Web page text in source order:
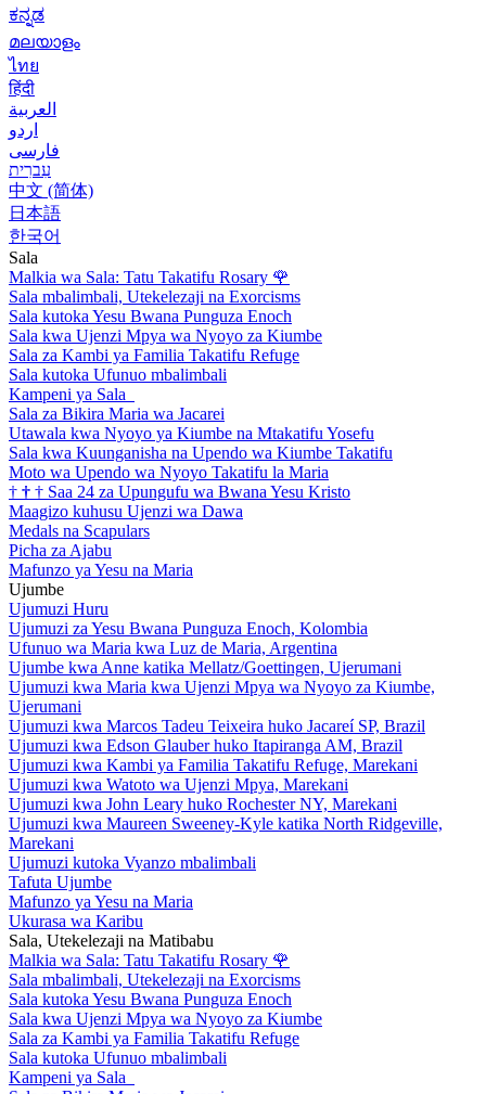
ಕನ್ನಡ
മലയാളം
ไทย
हिंदी
العربية
اردو
فارسی
עִברִית
中文 (简体)
日本語
한국어
Sala
Malkia wa Sala: Tatu Takatifu Rosary 🌹
Sala mbalimbali, Utekelezaji na Exorcisms
Sala kutoka Yesu Bwana Punguza Enoch
Sala kwa Ujenzi Mpya wa Nyoyo za Kiumbe
Sala za Kambi ya Familia Takatifu Refuge
Sala kutoka Ufunuo mbalimbali
Kampeni ya Sala
Sala za Bikira Maria wa Jacarei
Utawala kwa Nyoyo ya Kiumbe na Mtakatifu Yosefu
Sala kwa Kuunganisha na Upendo wa Kiumbe Takatifu
Moto wa Upendo wa Nyoyo Takatifu la Maria
† † † Saa 24 za Upungufu wa Bwana Yesu Kristo
Maagizo kuhusu Ujenzi wa Dawa
Medals na Scapulars
Picha za Ajabu
Mafunzo ya Yesu na Maria
Ujumbe
Ujumuzi Huru
Ujumuzi za Yesu Bwana Punguza Enoch, Kolombia
Ufunuo wa Maria kwa Luz de Maria, Argentina
Ujumbe kwa Anne katika Mellatz/Goettingen, Ujerumani
Ujumuzi kwa Maria kwa Ujenzi Mpya wa Nyoyo za Kiumbe,
Ujerumani
Ujumuzi kwa Marcos Tadeu Teixeira huko Jacareí SP, Brazil
Ujumuzi kwa Edson Glauber huko Itapiranga AM, Brazil
Ujumuzi kwa Kambi ya Familia Takatifu Refuge, Marekani
Ujumuzi kwa Watoto wa Ujenzi Mpya, Marekani
Ujumuzi kwa John Leary huko Rochester NY, Marekani
Ujumuzi kwa Maureen Sweeney-Kyle katika North Ridgeville,
Marekani
Ujumuzi kutoka Vyanzo mbalimbali
Tafuta Ujumbe
Mafunzo ya Yesu na Maria
Ukurasa wa Karibu
Sala, Utekelezaji na Matibabu
Malkia wa Sala: Tatu Takatifu Rosary 🌹
Sala mbalimbali, Utekelezaji na Exorcisms
Sala kutoka Yesu Bwana Punguza Enoch
Sala kwa Ujenzi Mpya wa Nyoyo za Kiumbe
Sala za Kambi ya Familia Takatifu Refuge
Sala kutoka Ufunuo mbalimbali
Kampeni ya Sala